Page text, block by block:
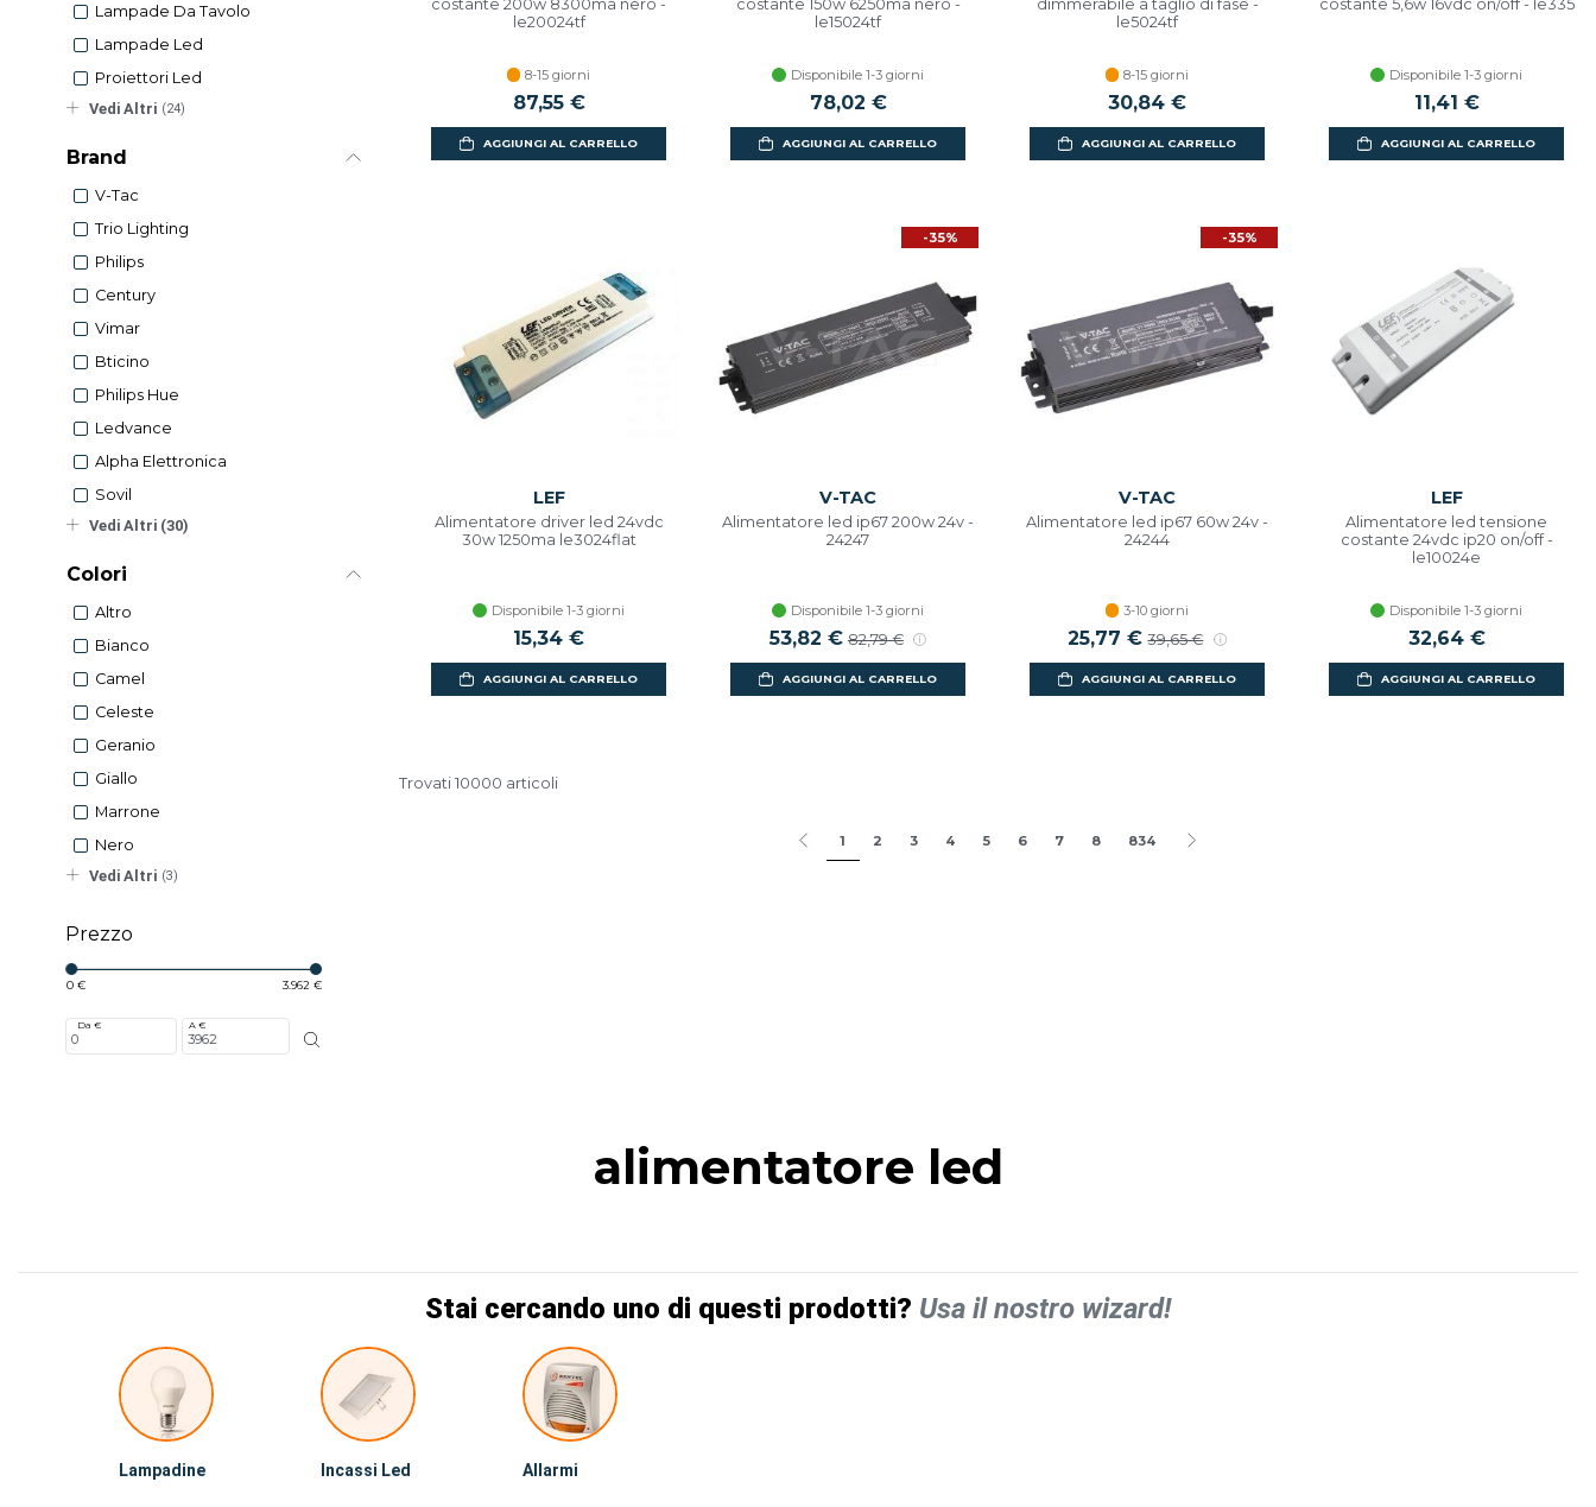
Lampade Da Tavolo
Lampade Led
Proiettori Led
Vedi Altri (24)
Brand
V-Tac
Trio Lighting
Philips
Century
Vimar
Bticino
Philips Hue
Ledvance
Alpha Elettronica
Sovil
Vedi Altri (30)
Colori
Altro
Bianco
Camel
Celeste
Geranio
Giallo
Marrone
Nero
Vedi Altri (3)
Prezzo
0 € 3.962 €
Da € A €
costante 200w 8300ma nero -
le20024tf
8-15 giorni
87,55 €
AGGIUNGI AL CARRELLO
costante 150w 6250ma nero -
le15024tf
Disponibile 1-3 giorni
78,02 €
AGGIUNGI AL CARRELLO
dimmerabile a taglio di fase -
le5024tf
8-15 giorni
30,84 €
AGGIUNGI AL CARRELLO
costante 5,6w 16vdc on/off - le335
Disponibile 1-3 giorni
11,41 €
AGGIUNGI AL CARRELLO
LEF
Alimentatore driver led 24vdc
30w 1250ma le3024flat
Disponibile 1-3 giorni
15,34 €
AGGIUNGI AL CARRELLO
-35%
V-TAC
Alimentatore led ip67 200w 24v -
24247
Disponibile 1-3 giorni
53,82 € 82,79 €
AGGIUNGI AL CARRELLO
-35%
V-TAC
Alimentatore led ip67 60w 24v -
24244
3-10 giorni
25,77 € 39,65 €
AGGIUNGI AL CARRELLO
LEF
Alimentatore led tensione
costante 24vdc ip20 on/off -
le10024e
Disponibile 1-3 giorni
32,64 €
AGGIUNGI AL CARRELLO
Trovati 10000 articoli
1 2 3 4 5 6 7 8 834
alimentatore led
Stai cercando uno di questi prodotti? Usa il nostro wizard!
Lampadine Incassi Led Allarmi